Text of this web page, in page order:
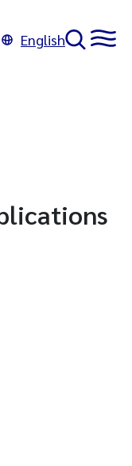
English